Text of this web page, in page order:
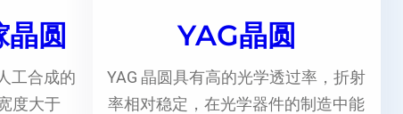
圆
工合成的
度大于
YAG晶圆
YAG 晶圆具有高的光学透过率，折射
率相对稳定，在光学器件的制造中能